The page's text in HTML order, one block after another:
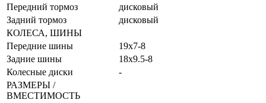
Передний тормоз
дисковый
Задний тормоз
дисковый
КОЛЕСА, ШИНЫ
Передние шины
19х7-8
Задние шины
18х9.5-8
Колесные диски
-
РАЗМЕРЫ /
ВМЕСТИМОСТЬ